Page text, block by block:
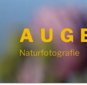
A U G
Naturfotografie